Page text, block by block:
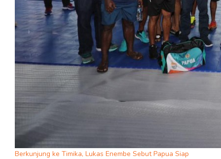
Berkunjung ke Timika, Lukas Enembe Sebut Papua Siap